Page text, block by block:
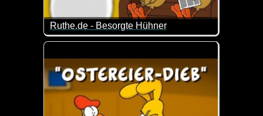
Ruthe.de - Besorgte Hühner
Tja, das sind die Sorgen von Hühnern. Die